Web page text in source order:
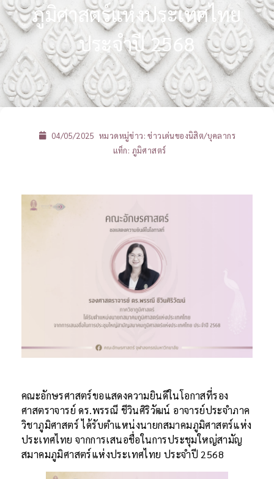
ภูมิศาสตร์แห่งประเทศไทย
ประจำปี 2568
04/05/2025 หมวดหมู่ข่าว:ข่าวเด่นของนิสิต/บุคลากร
แท็ก: ภูมิศาสตร์
คณะอักษรศาสตร์ขอแสดงความยินดีในโอกาสที่รอง
ศาสตราจารย์ ดร.พรรณี ชีวินศิริวัฒน์ อาจารย์ประจำภาค
วิชาภูมิศาสตร์ ได้รับตำแหน่งนายกสมาคมภูมิศาสตร์แห่ง
ประเทศไทย จากการเสนอชื่อในการประชุมใหญ่สามัญ
สมาคมภูมิศาสตร์แห่งประเทศไทย ประจำปี 2568